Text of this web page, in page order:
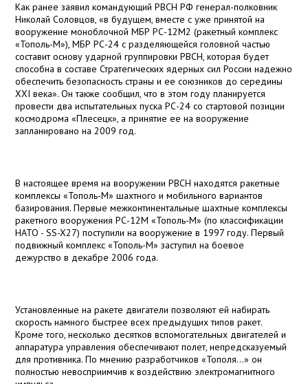
Как ранее заявил командующий РВСН РФ генерал-полковник
Николай Соловцов, «в будущем, вместе с уже принятой на
вооружение моноблочной МБР РС-12М2 (ракетный комплекс
«Тополь-М»), МБР РС-24 с разделяющейся головной частью
составит основу ударной группировки РВСН, которая будет
способна в составе Стратегических ядерных сил России надежно
обеспечить безопасность страны и ее союзников до середины
ХХI века». Он также сообщил, что в этом году планируется
провести два испытательных пуска РС-24 со стартовой позиции
космодрома «Плесецк», а принятие ее на вооружение
запланировано на 2009 год.
В настоящее время на вооружении РВСН находятся ракетные
комплексы «Тополь-М» шахтного и мобильного вариантов
базирования. Первые межконтинентальные шахтные комплексы
ракетного вооружения РС-12М «Тополь-М» (по классификации
НАТО - SS-X27) поступили на вооружение в 1997 году. Первый
подвижный комплекс «Тополь-М» заступил на боевое
дежурство в декабре 2006 года.
Установленные на ракете двигатели позволяют ей набирать
скорость намного быстрее всех предыдущих типов ракет.
Кроме того, несколько десятков вспомогательных двигателей и
аппаратура управления обеспечивают полет, непредсказуемый
для противника. По мнению разработчиков «Тополя…» он
полностью невосприимчив к воздействию электромагнитного